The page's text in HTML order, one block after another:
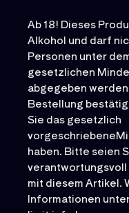
Ab 18! Dieses
Alkohol und darf
Personen unter
gesetzlichen
abgegeben
Bestellung
Sie das gesetzlich
haben. Bitte seien
verantwortungsvoll
mit diesem Artikel.
Informationen